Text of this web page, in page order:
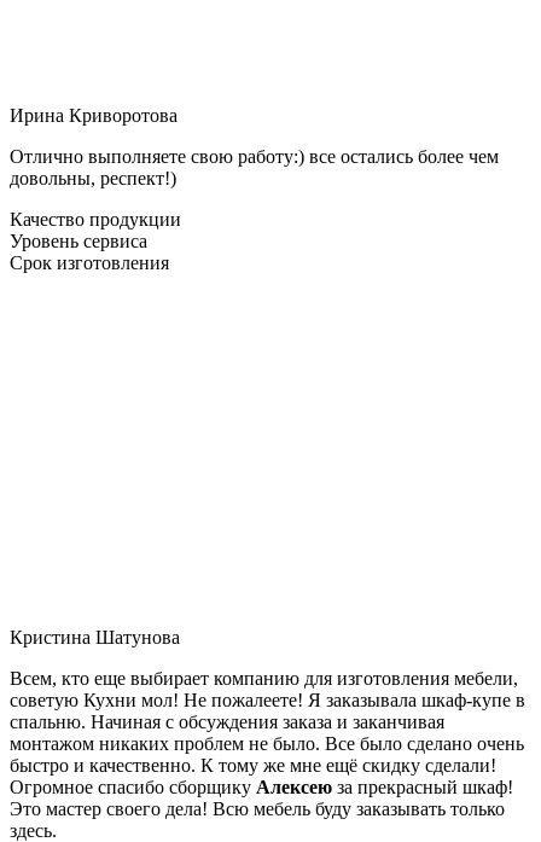
Ирина Криворотова
Отлично выполняете свою работу:) все остались более чем
довольны, респект!)
Качество продукции
Уровень сервиса
Срок изготовления
Кристина Шатунова
Всем, кто еще выбирает компанию для изготовления мебели,
советую Кухни мол! Не пожалеете! Я заказывала шкаф-купе в
спальню. Начиная с обсуждения заказа и заканчивая
монтажом никаких проблем не было. Все было сделано очень
быстро и качественно. К тому же мне ещё скидку сделали!
Огромное спасибо сборщику Алексею за прекрасный шкаф!
Это мастер своего дела! Всю мебель буду заказывать только
здесь.